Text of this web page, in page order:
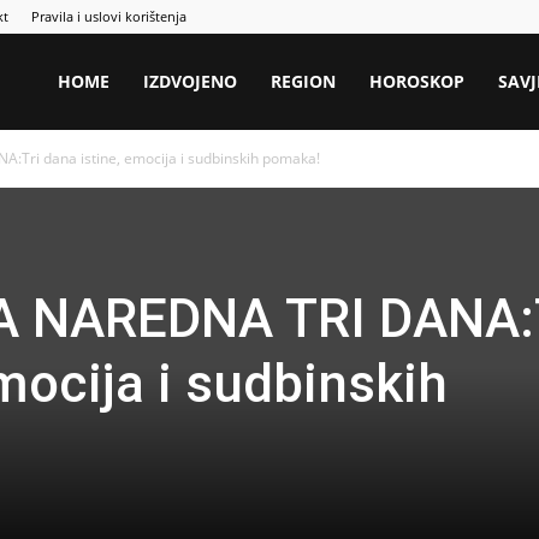
Pravila i uslovi korištenja
HOME IZDVOJENO REGION HOROSKOP
dana istine, emocija i sudbinskih pomaka!
NAREDNA TRI
i sudbinskih